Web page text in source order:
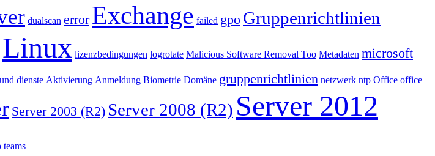
dualscan error Exchange failed gpo Gruppenrichtlinien
Linux lizenzbedingungen logrotate Malicious Software Removal Too Metadaten microsoft
dienste Aktivierung Anmeldung Biometrie Domäne gruppenrichtlinien netzwerk ntp Office office
Server 2003 (R2) Server 2008 (R2) Server 2012
teams